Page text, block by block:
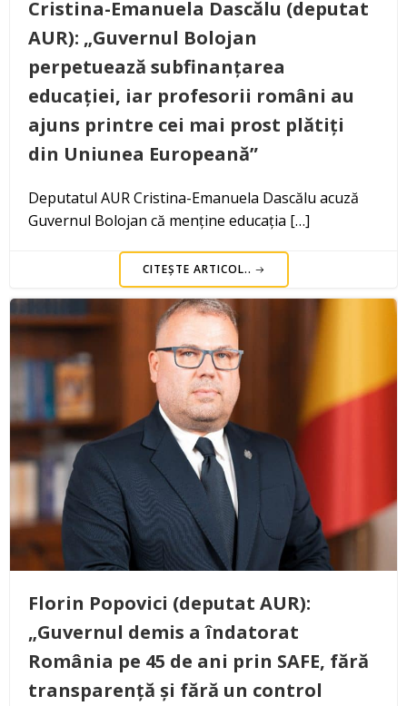
Cristina-Emanuela Dascălu (deputat
AUR): „Guvernul Bolojan
perpetuează subfinanțarea
educației, iar profesorii români au
ajuns printre cei mai prost plătiți
din Uniunea Europeană”
Deputatul AUR Cristina-Emanuela Dascălu acuză
Guvernul Bolojan că menține educația […]
CITEȘTE ARTICOL..
Florin Popovici (deputat AUR):
„Guvernul demis a îndatorat
România pe 45 de ani prin SAFE, fără
transparență și fără un control